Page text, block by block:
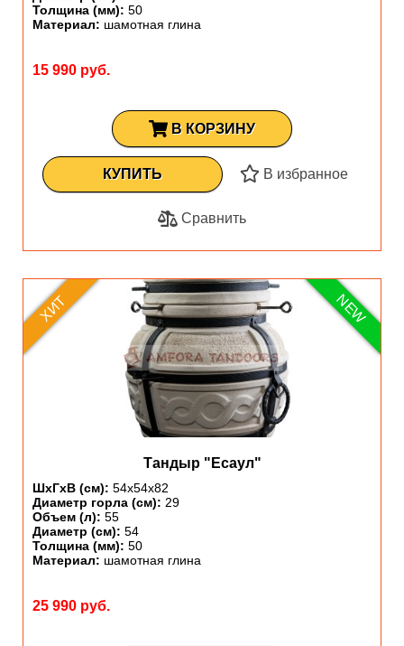
Толщина (мм): 50
Материал: шамотная глина
15 990 руб.
В КОРЗИНУ
КУПИТЬ В избранное
Сравнить
NEW
ХИТ
Тандыр "Есаул"
ШхГхВ (см): 54х54х82
Диаметр горла (см): 29
Объем (л): 55
Диаметр (см): 54
Толщина (мм): 50
Материал: шамотная глина
25 990 руб.